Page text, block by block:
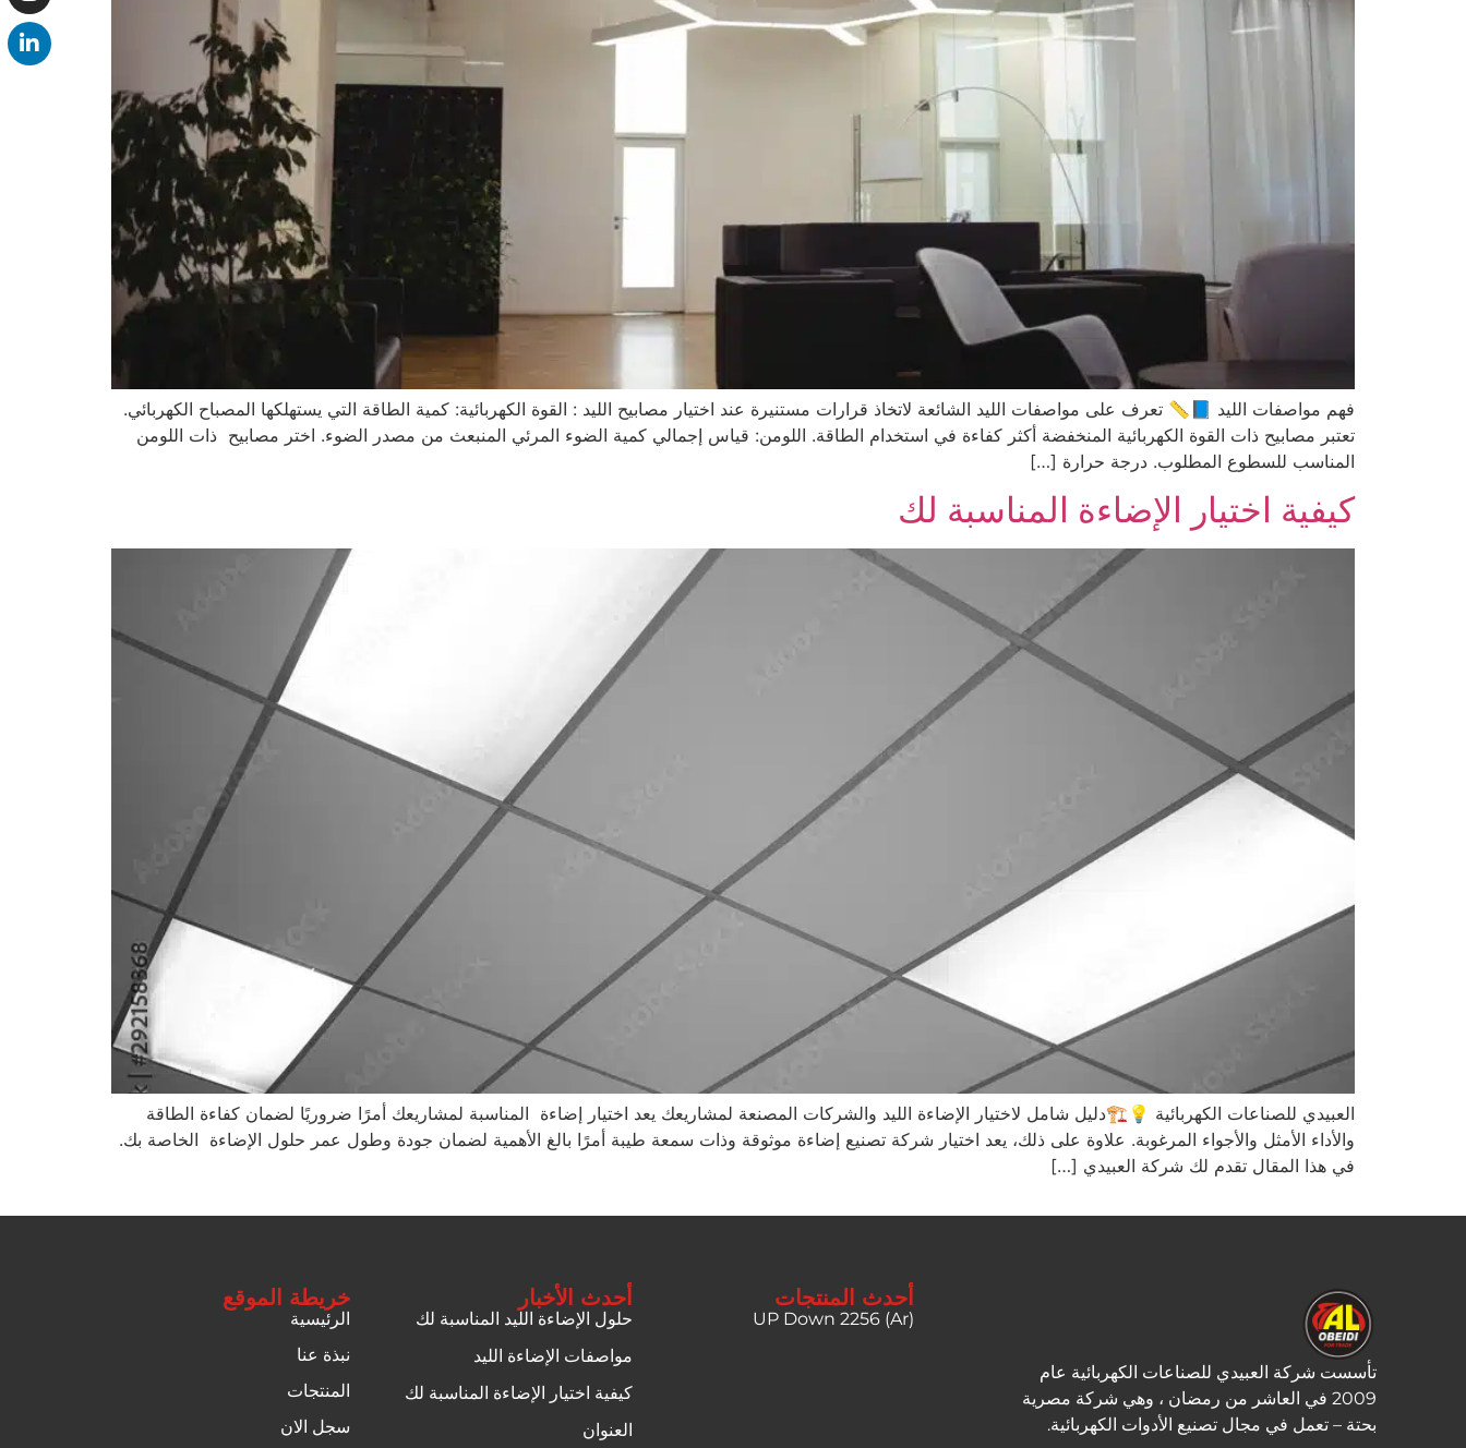
فهم مواصفات الليد 📘📏 تعرف على مواصفات الليد الشائعة لاتخاذ قرارات مستنيرة عند اختيار مصابيح الليد : القوة الكهربائية: كمية الطاقة التي يستهلكها المصباح الكهربائي.
تعتبر مصابيح ذات القوة الكهربائية المنخفضة أكثر كفاءة في استخدام الطاقة. اللومن: قياس إجمالي كمية الضوء المرئي المنبعث من مصدر الضوء. اختر مصابيح ذات اللومن
المناسب للسطوع المطلوب. درجة حرارة […]
كيفية اختيار الإضاءة المناسبة لك
العبيدي للصناعات الكهربائية 💡🏗️دليل شامل لاختيار الإضاءة الليد والشركات المصنعة لمشاريعك يعد اختيار إضاءة المناسبة لمشاريعك أمرًا ضروريًا لضمان كفاءة الطاقة
والأداء الأمثل والأجواء المرغوبة. علاوة على ذلك، يعد اختيار شركة تصنيع إضاءة موثوقة وذات سمعة طيبة أمرًا بالغ الأهمية لضمان جودة وطول عمر حلول الإضاءة الخاصة بك.
في هذا المقال تقدم لك شركة العبيدي […]
تأسست شركة العبيدي للصناعات الكهربائية عام
2009 في العاشر من رمضان ، وهي شركة مصرية
بحتة – تعمل في مجال تصنيع الأدوات الكهربائية.
أحدث المنتجات
UP Down 2256 (Ar)
أحدث الأخبار
حلول الإضاءة الليد المناسبة لك
مواصفات الإضاءة الليد
كيفية اختيار الإضاءة المناسبة لك
العنوان
خريطة الموقع
الرئيسية
نبذة عنا
المنتجات
سجل الان